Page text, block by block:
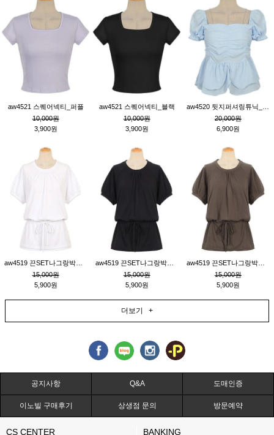
aw4521 스퀘어넥티_퍼플
10,000원
3,900원
aw4521 스퀘어넥티_블랙
10,000원
3,900원
20,000원
6,900원
15,000원
5,900원
15,000원
5,900원
15,000원
5,900원
더보기 +
공지사항 Q&A 도매인증
이노빌 구매후기 상생점 문의 방문예약
CS CENTER BANKING